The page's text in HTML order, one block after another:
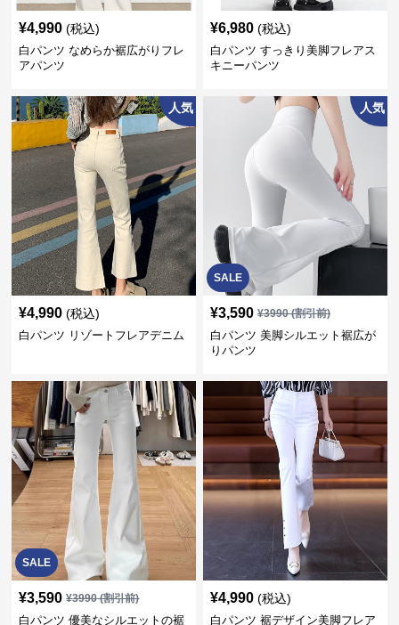
¥4,990 (税込)
白パンツ なめらか裾広がりフレ
アパンツ
¥6,980 (税込)
白パンツ すっきり美脚フレアス
キニーパンツ
人気
¥4,990 (税込)
白パンツ リゾートフレアデニム
SALE
人気
¥3,590 ¥3990(割引前)
白パンツ 美脚シルエット裾広が
りパンツ
SALE
¥3,590 ¥3990(割引前)
白パンツ 優美なシルエットの裾
¥4,990 (税込)
白パンツ 裾デザイン美脚フレア